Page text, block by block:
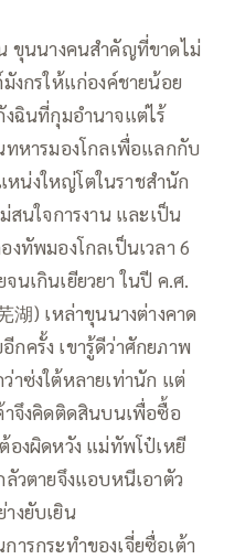
ขุนนางคนสำคัญที่ขาดไม่
งกรให้แก่องค์ชายน้อย
งฉินที่กุมอำนาจแต่ไร้
ทหารมองโกลเพื่อแลกกับ
น่งใหญ่โตในราชสำนัก
สนใจการงาน และเป็น
งทัพมองโกลเป็นเวลา 6
นเกินเยียวยา ในปี ค.ศ.
湖) เหล่าขุนนางต่างคาด
กครั้ง เขารู้ดีว่าศักยภาพ
าซ่งใต้หลายเท่านัก แต่
าจึงคิดติดสินบนเพื่อซื้อ
องผิดหวัง แม่ทัพโป๋เหยี
วตายจึงแอบหนีเอาตัว
งยับเยิน
ารกระทำของเจี่ยซื่อเต้า